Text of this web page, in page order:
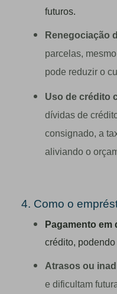
futuros.
Renegociação
parcelas,
pode reduzir o
Uso de crédito
dívidas de
consignado, a
aliviando o
4. Como o
Pagamento em
crédito,
Atrasos ou
e dificultam